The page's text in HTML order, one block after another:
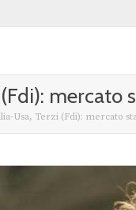
Usa, Terzi (Fdi): mercato